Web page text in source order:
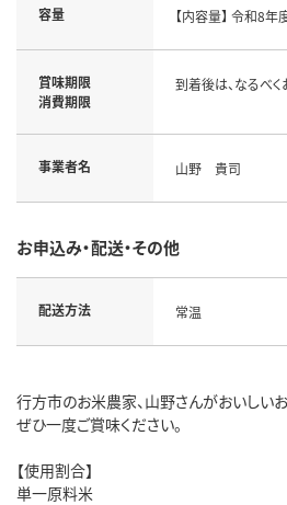
容量 【内容量】 令和8
賞味期限
消費期限
到着後は、なるべ
事業者名 山野 貴司
お申込み・配送・その他
配送方法 常温
行方市のお米農家、山野さんがおいしいお
ぜひ一度ご賞味ください。
【使用割合】
単一原料米